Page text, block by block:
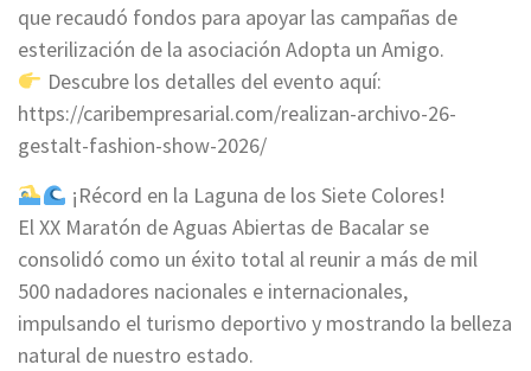
que recaudó fondos para apoyar las campañas de
esterilización de la asociación Adopta un Amigo.
Descubre los detalles del evento aquí:
https://caribempresarial.com/realizan-archivo-26-
gestalt-fashion-show-2026/
¡Récord en la Laguna de los Siete Colores!
El XX Maratón de Aguas Abiertas de Bacalar se
consolidó como un éxito total al reunir a más de mil
500 nadadores nacionales e internacionales,
impulsando el turismo deportivo y mostrando la belleza
natural de nuestro estado.